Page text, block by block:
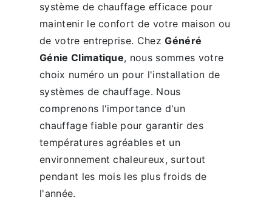
système de chauffage efficace pour
maintenir le confort de votre maison ou
de votre entreprise. ChezGénéré
Génie Climatique, nous sommes votre
choix numéro un pour l'installation de
systèmes de chauffage. Nous
comprenons l'importance d'un
chauffage fiable pour garantir des
températures agréables et un
environnement chaleureux, surtout
pendant les mois les plus froids de
l'année.